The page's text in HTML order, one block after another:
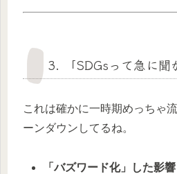
3. 「SDGsって急に聞
これは確かに一時期めっちゃ
ーンダウンしてるね。
「バズワード化」した影響